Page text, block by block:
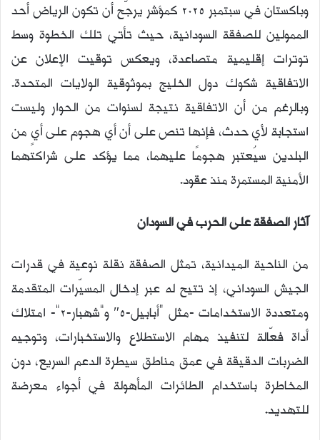
وباكستان في سبتمبر 2025 كمؤشر يرجّح أن تكون الرياض أحد
الممولين للصفقة السودانية، حيث تأتي تلك الخطوة وسط
توترات إقليمية متصاعدة، ويعكس توقيت الإعلان عن
الاتفاقية شكوك دول الخليج بموثوقية الولايات المتحدة.
وبالرغم من أن الاتفاقية نتيجة لسنوات من الحوار وليست
استجابة لأي حدث، فإنها تنص على أن أي هجوم على أيٍ من
البلدين سيُعتبر هجومًا عليهما، مما يؤكد على شراكتهما
الأمنية المستمرة منذ عقود.
آثار الصفقة على الحرب في السودان
من الناحية الميدانية، تمثل الصفقة نقلة نوعية في قدرات
الجيش السوداني، إذ تتيح له عبر إدخال المسيّرات المتقدمة
ومتعددة الاستخدامات -مثل “أبابيل-5″ و”شهبار-2”- امتلاك
أداة فعّالة لتنفيذ مهام الاستطلاع والاستخبارات، وتوجيه
الضربات الدقيقة في عمق مناطق سيطرة الدعم السريع، دون
المخاطرة باستخدام الطائرات المأهولة في أجواء معرضة
للتهديد.